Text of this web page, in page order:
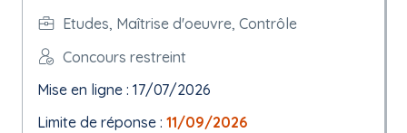
Etudes, Maîtrise d'oeuvre, Contrôle
Concours restreint
Mise en ligne : 17/07/2026
Limite de réponse : 11/09/2026